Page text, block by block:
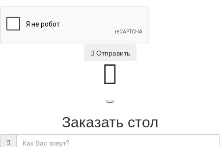
Отправить
Заказать стол